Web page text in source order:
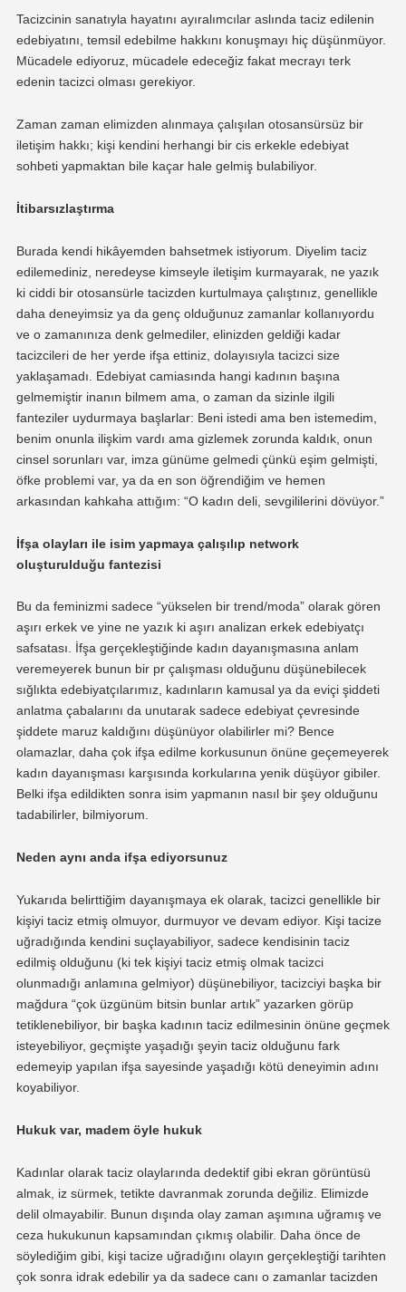
Tacizcinin sanatıyla hayatını ayıralımcılar aslında taciz edilenin
edebiyatını, temsil edebilme hakkını konuşmayı hiç düşünmüyor.
Mücadele ediyoruz, mücadele edeceğiz fakat mecrayı terk
edenin tacizci olması gerekiyor.
Zaman zaman elimizden alınmaya çalışılan otosansürsüz bir
iletişim hakkı; kişi kendini herhangi bir cis erkekle edebiyat
sohbeti yapmaktan bile kaçar hale gelmiş bulabiliyor.
İtibarsızlaştırma
Burada kendi hikâyemden bahsetmek istiyorum. Diyelim taciz
edilemediniz, neredeyse kimseyle iletişim kurmayarak, ne yazık
ki ciddi bir otosansürle tacizden kurtulmaya çalıştınız, genellikle
daha deneyimsiz ya da genç olduğunuz zamanlar kollanıyordu
ve o zamanınıza denk gelmediler, elinizden geldiği kadar
tacizcileri de her yerde ifşa ettiniz, dolayısıyla tacizci size
yaklaşamadı. Edebiyat camiasında hangi kadının başına
gelmemiştir inanın bilmem ama, o zaman da sizinle ilgili
fanteziler uydurmaya başlarlar: Beni istedi ama ben istemedim,
benim onunla ilişkim vardı ama gizlemek zorunda kaldık, onun
cinsel sorunları var, imza günüme gelmedi çünkü eşim gelmişti,
öfke problemi var, ya da en son öğrendiğim ve hemen
arkasından kahkaha attığım: “O kadın deli, sevgililerini dövüyor.”
İfşa olayları ile isim yapmaya çalışılıp network
oluşturulduğu fantezisi
Bu da feminizmi sadece “yükselen bir trend/moda” olarak gören
aşırı erkek ve yine ne yazık ki aşırı analizan erkek edebiyatçı
safsatası. İfşa gerçekleştiğinde kadın dayanışmasına anlam
veremeyerek bunun bir pr çalışması olduğunu düşünebilecek
sığlıkta edebiyatçılarımız, kadınların kamusal ya da eviçi şiddeti
anlatma çabalarını da unutarak sadece edebiyat çevresinde
şiddete maruz kaldığını düşünüyor olabilirler mi? Bence
olamazlar, daha çok ifşa edilme korkusunun önüne geçemeyerek
kadın dayanışması karşısında korkularına yenik düşüyor gibiler.
Belki ifşa edildikten sonra isim yapmanın nasıl bir şey olduğunu
tadabilirler, bilmiyorum.
Neden aynı anda ifşa ediyorsunuz
Yukarıda belirttiğim dayanışmaya ek olarak, tacizci genellikle bir
kişiyi taciz etmiş olmuyor, durmuyor ve devam ediyor. Kişi tacize
uğradığında kendini suçlayabiliyor, sadece kendisinin taciz
edilmiş olduğunu (ki tek kişiyi taciz etmiş olmak tacizci
olunmadığı anlamına gelmiyor) düşünebiliyor, tacizciyi başka bir
mağdura “çok üzgünüm bitsin bunlar artık” yazarken görüp
tetiklenebiliyor, bir başka kadının taciz edilmesinin önüne geçmek
isteyebiliyor, geçmişte yaşadığı şeyin taciz olduğunu fark
edemeyip yapılan ifşa sayesinde yaşadığı kötü deneyimin adını
koyabiliyor.
Hukuk var, madem öyle hukuk
Kadınlar olarak taciz olaylarında dedektif gibi ekran görüntüsü
almak, iz sürmek, tetikte davranmak zorunda değiliz. Elimizde
delil olmayabilir. Bunun dışında olay zaman aşımına uğramış ve
ceza hukukunun kapsamından çıkmış olabilir. Daha önce de
söylediğim gibi, kişi tacize uğradığını olayın gerçekleştiği tarihten
çok sonra idrak edebilir ya da sadece canı o zamanlar tacizden